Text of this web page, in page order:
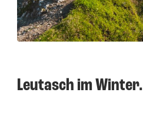
Leutasch im Winter.